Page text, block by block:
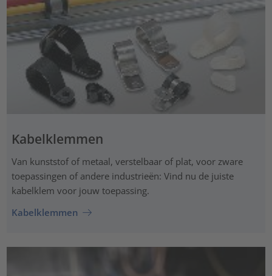
Kabelklemmen
Van kunststof of metaal, verstelbaar of plat, voor zware
toepassingen of andere industrieën: Vind nu de juiste
kabelklem voor jouw toepassing.
Kabelklemmen